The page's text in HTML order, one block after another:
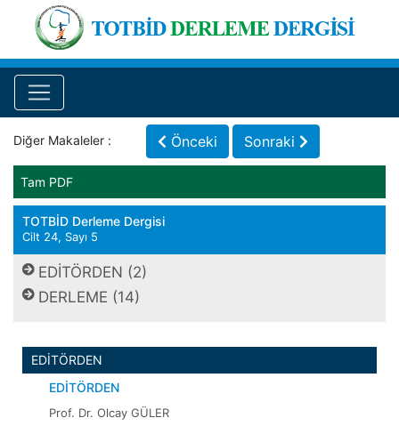
Diğer Makaleler : Önceki Sonraki
Tam PDF
TOTBİD Derleme Dergisi
Cilt 24, Sayı 5
EDİTÖRDEN (2)
DERLEME (14)
EDİTÖRDEN
EDİTÖRDEN
Prof. Dr. Olcay GÜLER